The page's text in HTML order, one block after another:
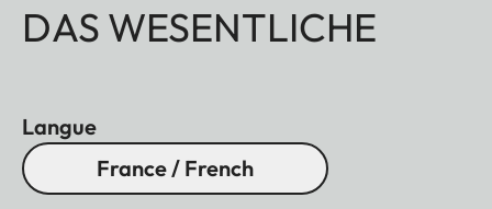
DAS WESENTLICHE
Langue
France / French